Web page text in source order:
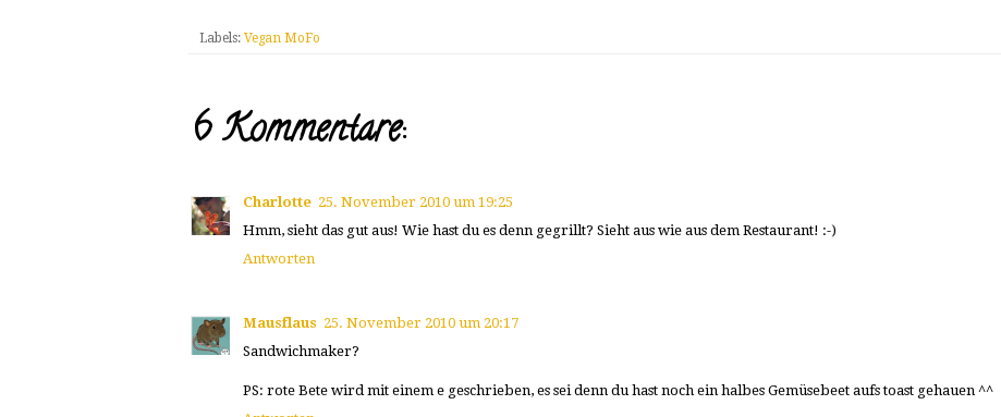
Labels: Vegan MoFo
6 Kommentare:
Charlotte 25. November 2010 um 19:25
Hmm, sieht das gut aus! Wie hast du es denn gegrillt? Sieht aus wie aus dem Restaurant! :-)
Antworten
Mausflaus 25. November 2010 um 20:17
Sandwichmaker?
PS: rote Bete wird mit einem e geschrieben, es sei denn du hast noch ein halbes Gemüsebeet aufs toast gehauen ^^